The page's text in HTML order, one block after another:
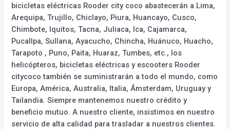
bicicletas eléctricas Rooder city coco abastecerán a Lima,
Arequipa, Trujillo, Chiclayo, Piura, Huancayo, Cusco,
Chimbote, Iquitos, Tacna, Juliaca, Ica, Cajamarca,
Pucallpa, Sullana, Ayacucho, Chincha, Huánuco, Huacho,
Tarapoto , Puno, Paita, Huaraz, Tumbes, etc., los
helicópteros, bicicletas eléctricas y escooters Rooder
citycoco también se suministrarán a todo el mundo, como
Europa, América, Australia, Italia, Ámsterdam, Uruguay y
Tailandia. Siempre mantenemos nuestro crédito y
beneficio mutuo. A nuestro cliente, insistimos en nuestro
servicio de alta calidad para trasladar a nuestros clientes.